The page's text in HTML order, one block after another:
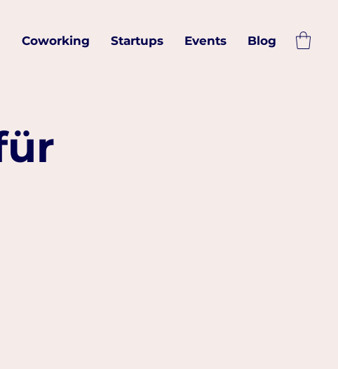
Coworking Startups Events Blog